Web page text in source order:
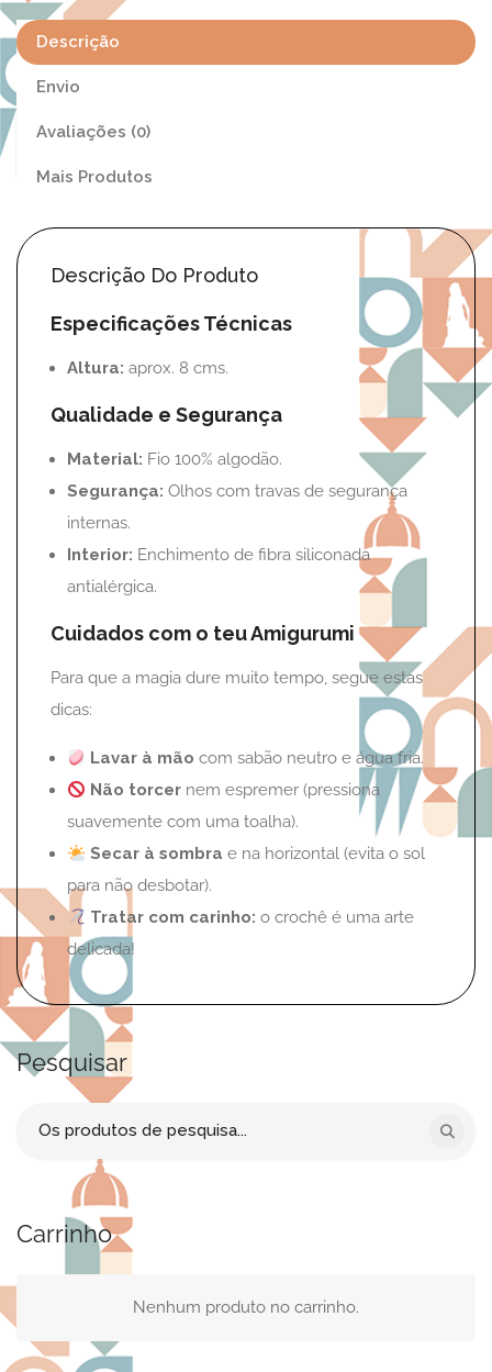
Descrição
Envio
Avaliações (0)
Mais Produtos
Descrição Do Produto
Especificações Técnicas
Altura: aprox. 8 cms.
Qualidade e Segurança
Material: Fio 100% algodão.
Segurança: Olhos com travas de segurança
internas.
Interior: Enchimento de fibra siliconada
antialérgica.
Cuidados com o teu Amigurumi
Para que a magia dure muito tempo, segue estas
dicas:
Lavar à mão com sabão neutro e água fria.
Não torcer nem espremer (pressiona
suavemente com uma toalha).
Secar à sombra e na horizontal (evita o sol
para não desbotar).
Tratar com carinho: o crochê é uma arte
delicada!
Pesquisar
Carrinho
Nenhum produto no carrinho.